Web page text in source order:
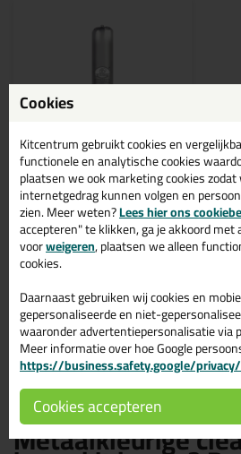
Ottoseal S67 580ml
Silicone voor cleanrooms en
klimaatregel installaties
Professionele keuze
15,48
Bekijken
Metaalkleurige
Cookies
Kitcentrum gebruikt cookies en
functionele en analytische cookies
plaatsen we ook marketing cookies
internetgedrag kunnen volgen en
zien. Meer weten?Lees hier ons
accepteren" te klikken, ga je akkoord met
voorweigeren, plaatsen we alleen
cookies.
Daarnaast gebruiken wij cookies en
gepersonaliseerde en niet-
waaronder advertentiepersonalisatie via
Meer informatie over hoe Google
https://business.safety.google/privacy/
Cookies accepteren